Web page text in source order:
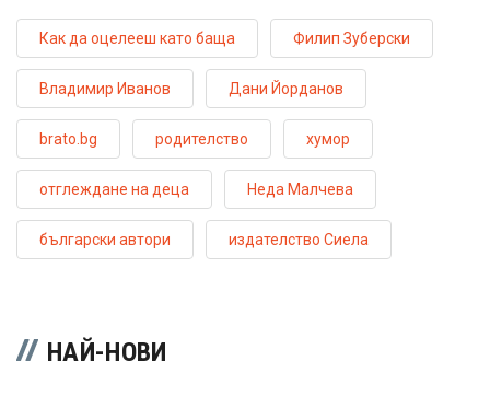
Как да оцелееш като баща Филип Зуберски
Владимир Иванов Дани Йорданов
brato.bg родителство хумор
отглеждане на деца Неда Малчева
български автори издателство Сиела
НАЙ-НОВИ